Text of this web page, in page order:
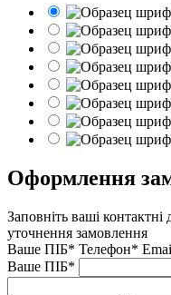
Оформлення
Заповніть ваші
уточнення замовлення
Ваше ПІБ* Телефон*
Ваше ПІБ*